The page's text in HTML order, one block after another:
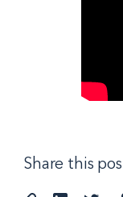
Share this